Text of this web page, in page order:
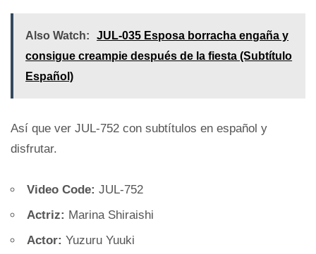
Also Watch:
JUL-035 Esposa borracha engaña y
consigue creampie después de la fiesta (Subtítulo
Español)
Así que ver JUL-752 con subtítulos en español y
disfrutar.
Video Code:JUL-752
Actriz: Marina Shiraishi
Actor:Yuzuru Yuuki